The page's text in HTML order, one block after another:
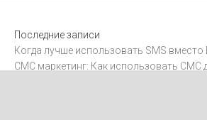
Последние записи
Когда лучше использовать SMS вместо
СМС маркетинг: Как использовать СМС